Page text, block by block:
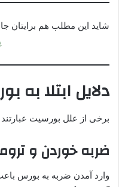
شاید این مطلب هم برایتان
دلایل ابتلا به
برخی از علل بورسیت عبارتند
ضربه خوردن و
وارد آمدن ضربه به بورس